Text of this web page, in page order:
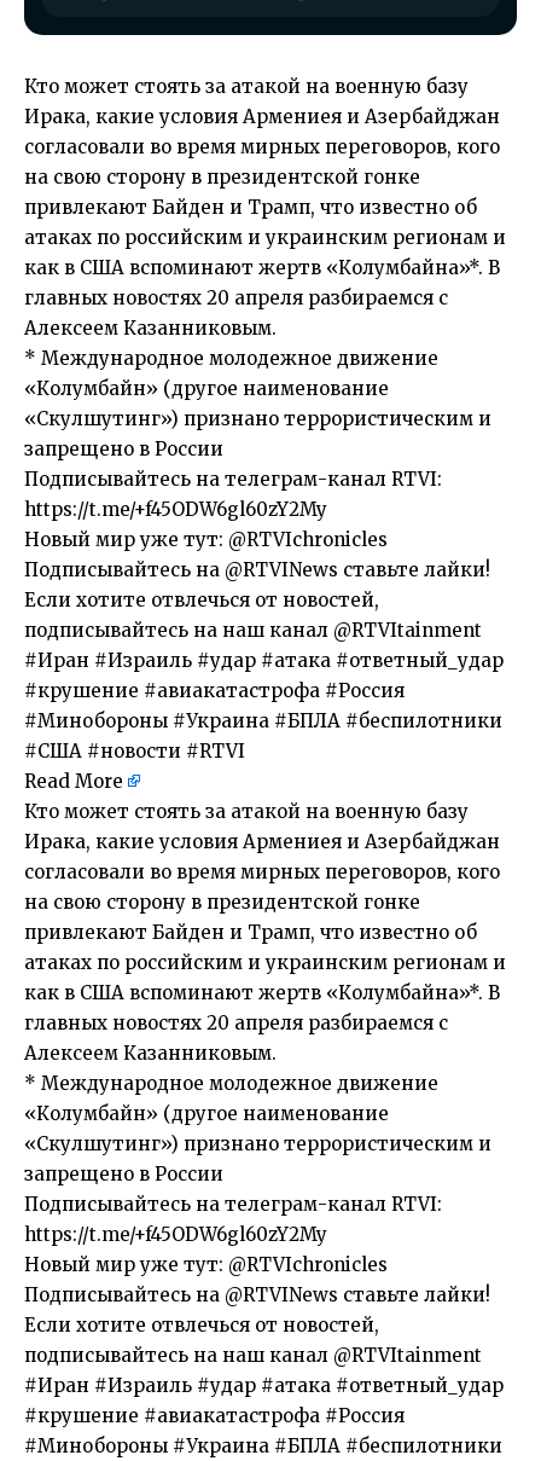
Кто может стоять за атакой на военную базу
Ирака, какие условия Армениея и Азербайджан
согласовали во время мирных переговоров, кого
на свою сторону в президентской гонке
привлекают Байден и Трамп, что известно об
атаках по российским и украинским регионам и
как в США вспоминают жертв «Колумбайна»*. В
главных новостях 20 апреля разбираемся с
Алексеем Казанниковым.
* Международное молодежное движение
«Колумбайн» (другое наименование
«Скулшутинг») признано террористическим и
запрещено в России
Подписывайтесь на телеграм-канал RTVI:
https://t.me/+f45ODW6gl60zY2My
Новый мир уже тут: @RTVIchronicles
Подписывайтесь на @RTVINews ставьте лайки!
Если хотите отвлечься от новостей,
подписывайтесь на наш канал @RTVItainment
#Иран #Израиль #удар #атака #ответный_удар
#крушение #авиакатастрофа #Россия
#Минобороны #Украина #БПЛА #беспилотники
#США #новости #RTVI
Read More
​Кто может стоять за атакой на военную базу
Ирака, какие условия Армениея и Азербайджан
согласовали во время мирных переговоров, кого
на свою сторону в президентской гонке
привлекают Байден и Трамп, что известно об
атаках по российским и украинским регионам и
как в США вспоминают жертв «Колумбайна»*. В
главных новостях 20 апреля разбираемся с
Алексеем Казанниковым.
* Международное молодежное движение
«Колумбайн» (другое наименование
«Скулшутинг») признано террористическим и
запрещено в России
Подписывайтесь на телеграм-канал RTVI:
https://t.me/+f45ODW6gl60zY2My
Новый мир уже тут: @RTVIchronicles
Подписывайтесь на @RTVINews ставьте лайки!
Если хотите отвлечься от новостей,
подписывайтесь на наш канал @RTVItainment
#Иран #Израиль #удар #атака #ответный_удар
#крушение #авиакатастрофа #Россия
#Минобороны #Украина #БПЛА #беспилотники